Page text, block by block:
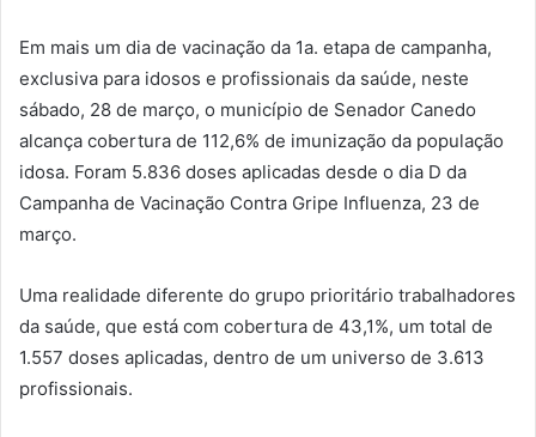
Em mais um dia de vacinação da 1a. etapa de campanha,
exclusiva para idosos e profissionais da saúde, neste
sábado, 28 de março, o município de Senador Canedo
alcança cobertura de 112,6% de imunização da população
idosa. Foram 5.836 doses aplicadas desde o dia D da
Campanha de Vacinação Contra Gripe Influenza, 23 de
março.
Uma realidade diferente do grupo prioritário trabalhadores
da saúde, que está com cobertura de 43,1%, um total de
1.557 doses aplicadas, dentro de um universo de 3.613
profissionais.